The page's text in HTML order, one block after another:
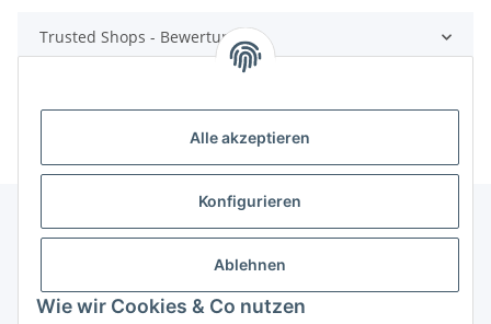
Alle akzeptieren
Konfigurieren
Ablehnen
Wie wir Cookies & Co nutzen
Trusted Shops - Bewertungen